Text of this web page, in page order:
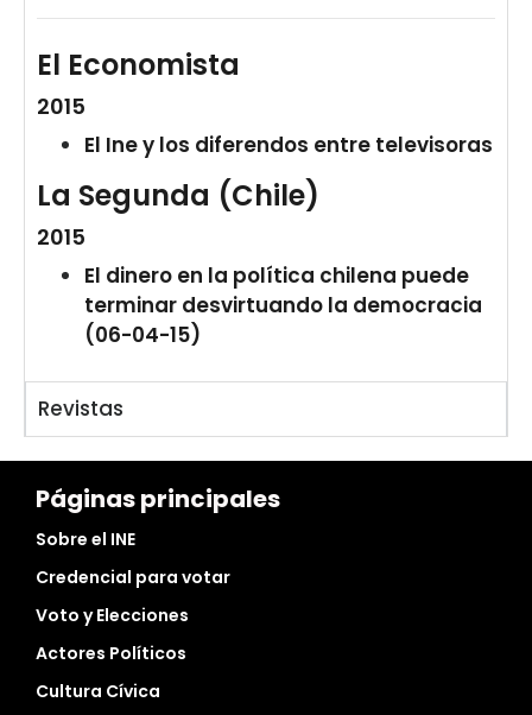
El Economista
2015
El Ine y los diferendos entre televisoras
La Segunda (Chile)
2015
El dinero en la política chilena puede
terminar desvirtuando la democracia
(06-04-15)
Revistas
Páginas principales
Sobre el INE
Credencial para votar
Voto y Elecciones
Actores Políticos
Cultura Cívica